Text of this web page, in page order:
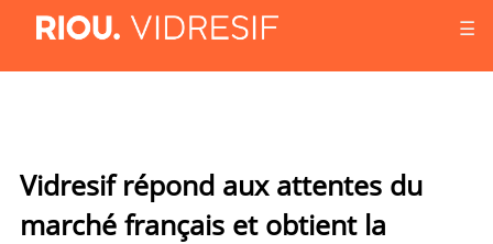
☰
Vidresif répond aux attentes du
marché français et obtient la